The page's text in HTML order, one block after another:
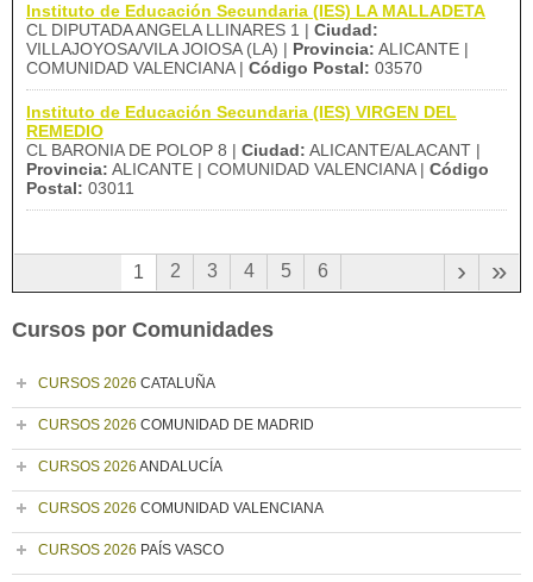
Instituto de Educación Secundaria (IES) LA MALLADETA
CL DIPUTADA ANGELA LLINARES 1 | Ciudad:
VILLAJOYOSA/VILA JOIOSA (LA) | Provincia: ALICANTE |
COMUNIDAD VALENCIANA | Código Postal: 03570
Instituto de Educación Secundaria (IES) VIRGEN DEL
REMEDIO
CL BARONIA DE POLOP 8 | Ciudad: ALICANTE/ALACANT |
Provincia: ALICANTE | COMUNIDAD VALENCIANA | Código
Postal: 03011
1 2 3 4 5 6 »
›
Cursos por Comunidades
CURSOS 2026 CATALUÑA
CURSOS 2026 COMUNIDAD DE MADRID
CURSOS 2026 ANDALUCÍA
CURSOS 2026 COMUNIDAD VALENCIANA
CURSOS 2026 PAÍS VASCO